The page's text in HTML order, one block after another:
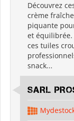
Découvrez
crème
piquante
et équilibrée.
ces tuiles
snack...
SARL